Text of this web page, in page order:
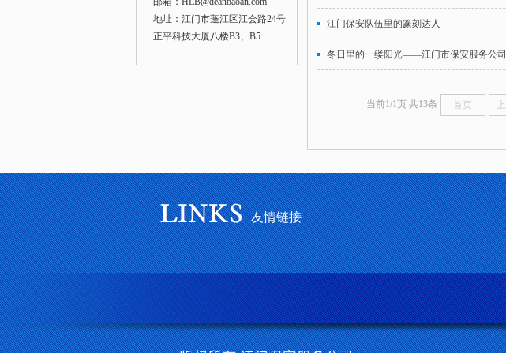
地址：江门市蓬江区江会路24号
正平科技大厦八楼B3、B5
江门保安队伍里的篆刻达人
冬日里的一缕阳光——江门市保安服务公
当前1/1页 共13条 首页
友情链接